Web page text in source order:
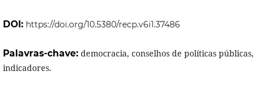
DOI: https://doi.org/10.5380/recp.v6i1.37486
Palavras-chave: democracia, conselhos de políticas públicas,
indicadores.